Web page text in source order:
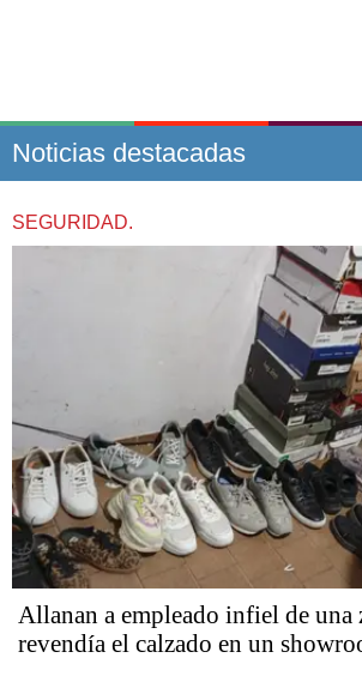
Noticias destacadas
SEGURIDAD.
Allanan a empleado infiel de una
revendía el calzado en un